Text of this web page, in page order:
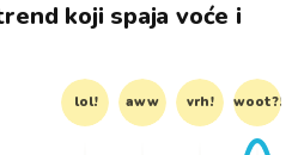
koji spaja voće i
lol! aww vrh! woot?!